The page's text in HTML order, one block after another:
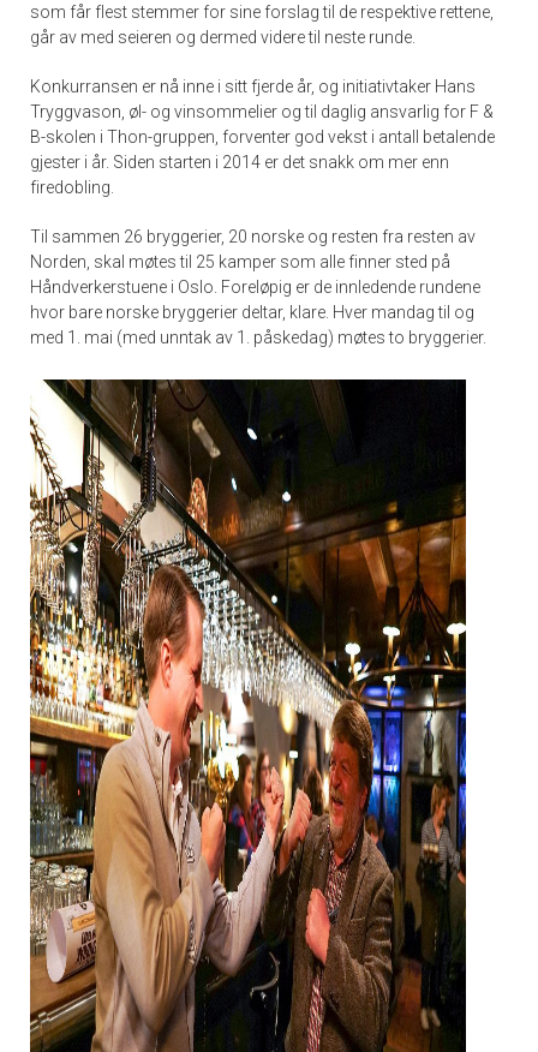
som får flest stemmer for sine forslag til de respektive rettene,
går av med seieren og dermed videre til neste runde.
Konkurransen er nå inne i sitt fjerde år, og initiativtaker Hans
Tryggvason, øl- og vinsommelier og til daglig ansvarlig for F &
B-skolen i Thon-gruppen, forventer god vekst i antall betalende
gjester i år. Siden starten i 2014 er det snakk om mer enn
firedobling.
Til sammen 26 bryggerier, 20 norske og resten fra resten av
Norden, skal møtes til 25 kamper som alle finner sted på
Håndverkerstuene i Oslo. Foreløpig er de innledende rundene
hvor bare norske bryggerier deltar, klare. Hver mandag til og
med 1. mai (med unntak av 1. påskedag) møtes to bryggerier.